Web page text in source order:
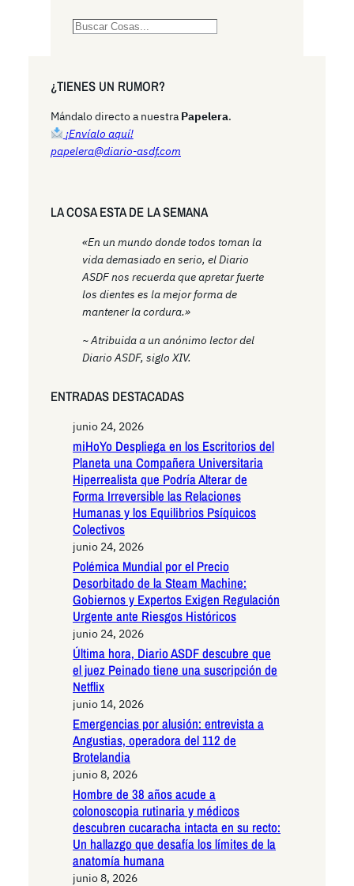
S
r
h
¿TIENES UN RUMOR?
Mándalo directo a nuestra Papelera.
¡Envíalo aquí!
papelera@diario-asdf.com
LA COSA ESTA DE LA SEMANA
«En un mundo donde todos toman la
vida demasiado en serio, el Diario
ASDF nos recuerda que apretar fuerte
los dientes es la mejor forma de
mantener la cordura.»
~ Atribuida a un anónimo lector del
Diario ASDF, siglo XIV.
ENTRADAS DESTACADAS
junio 24, 2026
miHoYo Despliega en los Escritorios del
Planeta una Compañera Universitaria
Hiperrealista que Podría Alterar de
Forma Irreversible las Relaciones
Humanas y los Equilibrios Psíquicos
Colectivos
junio 24, 2026
Polémica Mundial por el Precio
Desorbitado de la Steam Machine:
Gobiernos y Expertos Exigen Regulación
Urgente ante Riesgos Históricos
junio 24, 2026
Última hora, Diario ASDF descubre que
el juez Peinado tiene una suscripción de
Netflix
junio 14, 2026
Emergencias por alusión: entrevista a
Angustias, operadora del 112 de
Brotelandia
junio 8, 2026
Hombre de 38 años acude a
colonoscopia rutinaria y médicos
descubren cucaracha intacta en su recto:
Un hallazgo que desafía los límites de la
anatomía humana
junio 8, 2026